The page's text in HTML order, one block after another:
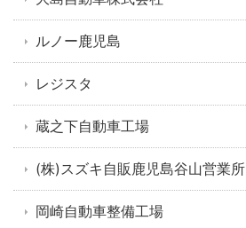
ルノー鹿児島
レジスタ
蔵之下自動車工場
(株)スズキ自販鹿児島谷山営業所
岡崎自動車整備工場